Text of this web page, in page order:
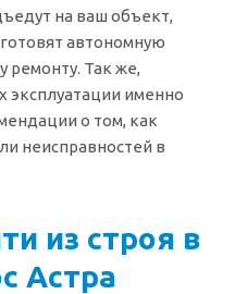
на ваш объект,
автономную
ремонту. Так же,
эксплуатации именно
о том, как
неисправностей в
из строя в
Астра